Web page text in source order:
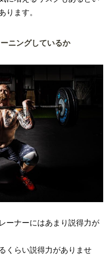
ります。
ニングしているか
ーナーにはあまり説得力が
くらい説得力がありませ